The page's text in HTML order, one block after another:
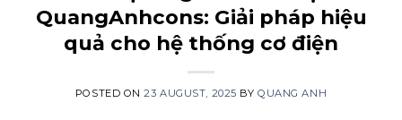
QuangAnhcons: Giải pháp hiệu
quả cho hệ thống cơ điện
POSTED ON23 AUGUST, 2025 BYQUANG ANH